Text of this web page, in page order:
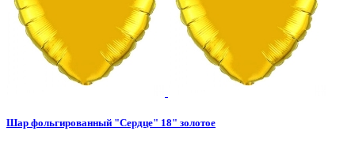
Шар фольгированный "Сердце" 18" золотое